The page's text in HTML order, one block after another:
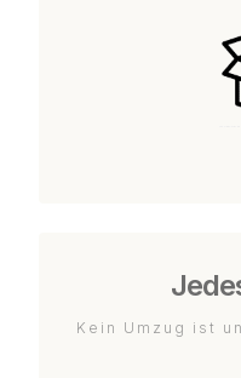
Kein Umzug ist